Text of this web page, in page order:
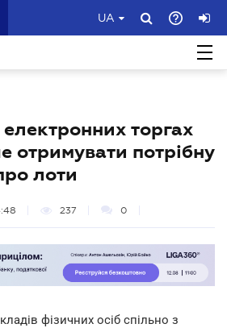
UA
торгах
отримувати потрібну
лоти
237 0
фізичних осіб спільно з